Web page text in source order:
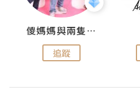
儍媽媽與兩隻小魔怪之家
追蹤